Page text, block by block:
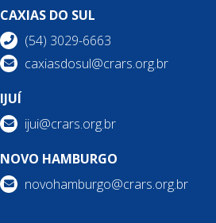
CAXIAS DO SUL
(54) 3029-6663
caxiasdosul@crars.org.br
IJUÍ
ijui@crars.org.br
NOVO HAMBURGO
novohamburgo@crars.org.br